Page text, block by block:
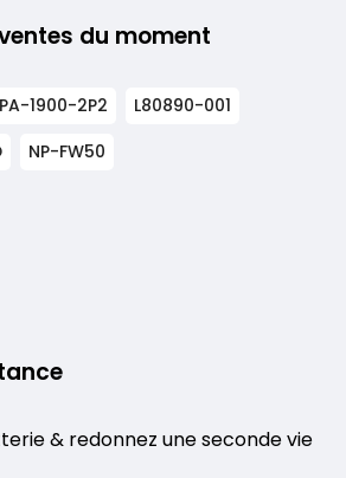
du moment
PA-1900-2P2
L80890-001
NP-FW50
& redonnez une seconde vie